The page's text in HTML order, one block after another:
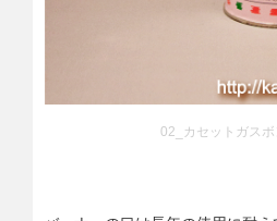
02_カセットガスボ